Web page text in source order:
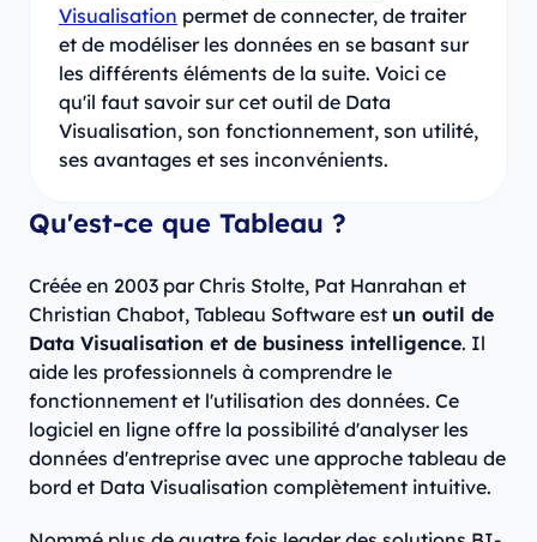
Visualisation permet de connecter, de traiter
et de modéliser les données en se basant sur
les différents éléments de la suite. Voici ce
qu'il faut savoir sur cet outil de Data
Visualisation, son fonctionnement, son utilité,
ses avantages et ses inconvénients.
Qu'est-ce que Tableau ?
Créée en 2003 par Chris Stolte, Pat Hanrahan et
Christian Chabot, Tableau Software est un outil de
Data Visualisation et de business intelligence. Il
aide les professionnels à comprendre le
fonctionnement et l'utilisation des données. Ce
logiciel en ligne offre la possibilité d'analyser les
données d'entreprise avec une approche tableau de
bord et Data Visualisation complètement intuitive.